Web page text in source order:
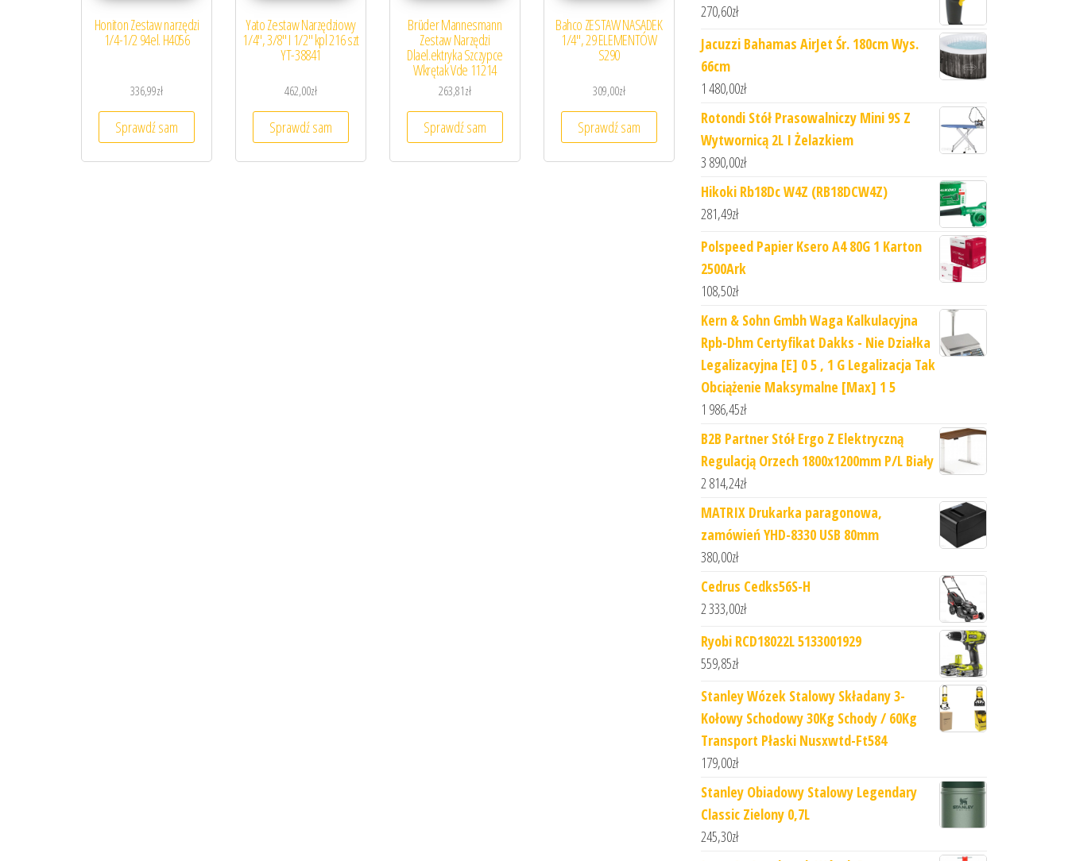
Honiton Zestaw narzędzi
1/4-1/2 94el. H4056
336,99zł
Sprawdź sam
Yato Zestaw Narzędziowy
1/4″, 3/8″ I 1/2″ kpl 216 szt
YT-38841
462,00zł
Sprawdź sam
Brüder Mannesmann
Zestaw Narzędzi
Dlael.ektryka Szczypce
Wkrętak Vde 11214
263,81zł
Sprawdź sam
Bahco ZESTAW NASADEK
1/4″, 29 ELEMENTÓW
S290
309,00zł
Sprawdź sam
270,60zł
Jacuzzi Bahamas AirJet Śr. 180cm Wys.
66cm
1 480,00zł
Rotondi Stół Prasowalniczy Mini 9S Z
Wytwornicą 2L I Żelazkiem
3 890,00zł
Hikoki Rb18Dc W4Z (RB18DCW4Z)
281,49zł
Polspeed Papier Ksero A4 80G 1 Karton
2500Ark
108,50zł
Kern & Sohn Gmbh Waga Kalkulacyjna
Rpb-Dhm Certyfikat Dakks - Nie Działka
Legalizacyjna [E] 0 5 , 1 G Legalizacja Tak
Obciążenie Maksymalne [Max] 1 5
1 986,45zł
B2B Partner Stół Ergo Z Elektryczną
Regulacją Orzech 1800x1200mm P/L Biały
2 814,24zł
MATRIX Drukarka paragonowa,
zamówień YHD-8330 USB 80mm
380,00zł
Cedrus Cedks56S-H
2 333,00zł
Ryobi RCD18022L 5133001929
559,85zł
Stanley Wózek Stalowy Składany 3-
Kołowy Schodowy 30Kg Schody / 60Kg
Transport Płaski Nusxwtd-Ft584
179,00zł
Stanley Obiadowy Stalowy Legendary
Classic Zielony 0,7L
245,30zł